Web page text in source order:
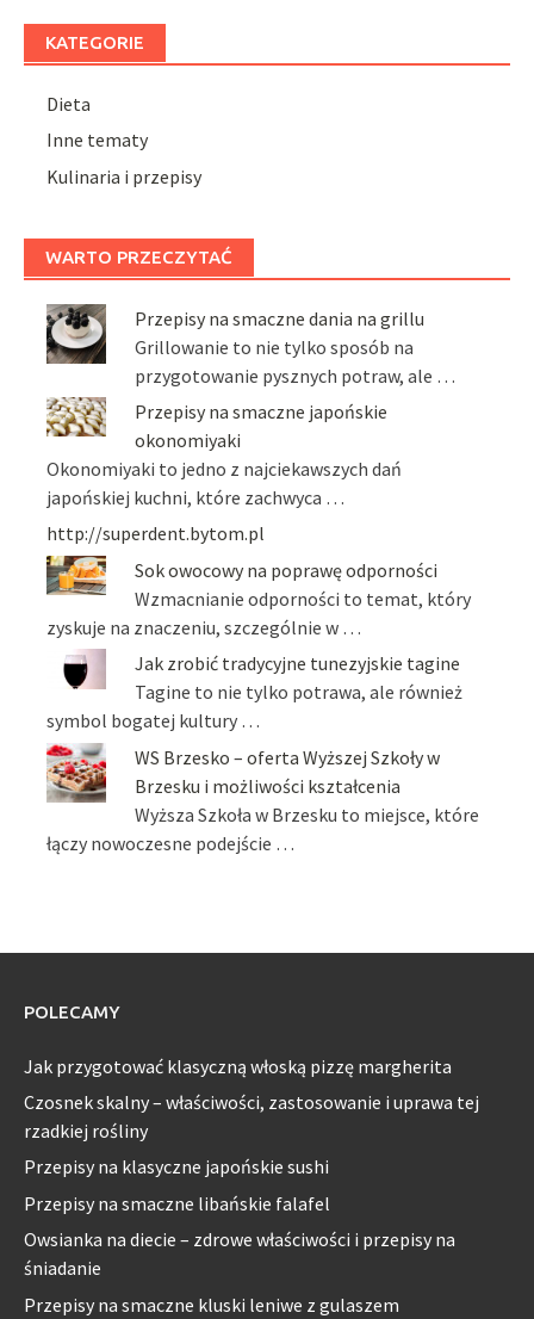
KATEGORIE
Dieta
Inne tematy
Kulinaria i przepisy
WARTO PRZECZYTAĆ
Przepisy na smaczne dania na grillu
Grillowanie to nie tylko sposób na
przygotowanie pysznych potraw, ale …
Przepisy na smaczne japońskie
okonomiyaki
Okonomiyaki to jedno z najciekawszych dań
japońskiej kuchni, które zachwyca …
http://superdent.bytom.pl
Sok owocowy na poprawę odporności
Wzmacnianie odporności to temat, który
zyskuje na znaczeniu, szczególnie w …
Jak zrobić tradycyjne tunezyjskie tagine
Tagine to nie tylko potrawa, ale również
symbol bogatej kultury …
WS Brzesko – oferta Wyższej Szkoły w
Brzesku i możliwości kształcenia
Wyższa Szkoła w Brzesku to miejsce, które
łączy nowoczesne podejście …
POLECAMY
Jak przygotować klasyczną włoską pizzę margherita
Czosnek skalny – właściwości, zastosowanie i uprawa tej
rzadkiej rośliny
Przepisy na klasyczne japońskie sushi
Przepisy na smaczne libańskie falafel
Owsianka na diecie – zdrowe właściwości i przepisy na
śniadanie
Przepisy na smaczne kluski leniwe z gulaszem